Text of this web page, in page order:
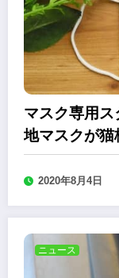
マスク専用
地マスクが
2020年8月4日
ニュース